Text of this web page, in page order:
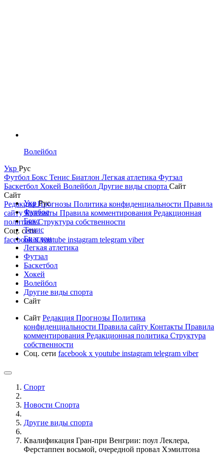
Волейбол
Укр Рус
Футбол Бокс Тенис Биатлон Легкая атлетика Футзал
Баскетбол Хокей Волейбол Другие виды спорта Сайт
Сайт
РедакцияПрогнозы Политика конфиденциальности Правила
сайтуКонтакты Правила комментирования Редакционная
политикаСтруктура собственности
Соц. сети
facebookxyoutube instagram telegram viber
УкрРус
Футбол
Бокс
Тенис
Биатлон
Легкая атлетика
Футзал
Баскетбол
Хокей
Волейбол
Другие виды спорта
Сайт
Сайт Редакция Прогнозы Политика
конфиденциальности Правила сайту Контакты Правила
комментирования Редакционная политика Структура
собственности
Соц. сети facebook x youtube instagram telegram viber
Спорт
Новости Cпорта
Другие виды спорта
Квалификация Гран-при Венгрии: поул Леклера,
Ферстаппен восьмой, очередной провал Хэмилтона